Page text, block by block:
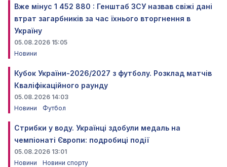
Вже мінус 1 452 880 : Генштаб ЗСУ назвав свіжі дані
втрат загарбників за час їхнього вторгнення в
Україну
05.08.2026 15:05
Новини
Кубок України-2026/2027 з футболу. Розклад матчів
Кваліфікаційного раунду
05.08.2026 14:03
Новини
Футбол
Стрибки у воду. Українці здобули медаль на
чемпіонаті Європи: подробиці події
05.08.2026 13:01
Новини
Новини спорту